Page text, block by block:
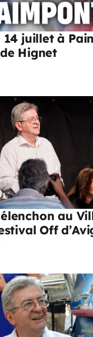
14 juillet à
Hignet
au
Off